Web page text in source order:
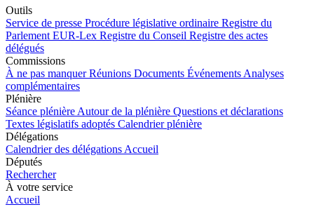
Outils
Service de presse Procédure législative ordinaire Registre du
Parlement EUR-Lex Registre du Conseil Registre des actes
délégués
Commissions
À ne pas manquer Réunions Documents ÉvénementsAnalyses
complémentaires
Plénière
Séance plénièreAutour de la plénière Questions et déclarations
Textes législatifs adoptés Calendrier plénière
Délégations
Calendrier des délégationsAccueil
Députés
Rechercher
À votre service
Accueil